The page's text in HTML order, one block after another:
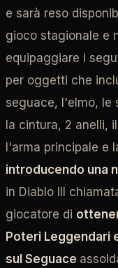
e sarà reso
gioco stagionale e
equipaggiare i
per oggetti che
seguace, l'elmo, le
la cintura, 2 anelli,
l'arma principale e
introducendo una
in Diablo III
giocatore di
Poteri Leggendari
sul Seguace